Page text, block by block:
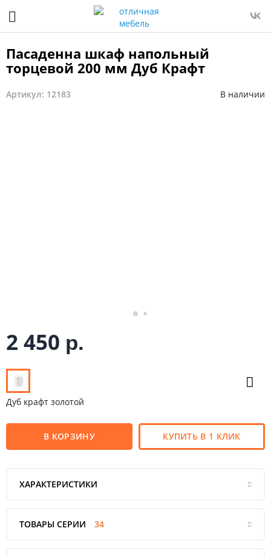
Пасаденна шкаф напольный
торцевой 200 мм Дуб Крафт
Артикул: 12183 В наличии
2 450 р.
Дуб крафт золотой
В КОРЗИНУ КУПИТЬ В 1 КЛИК
ХАРАКТЕРИСТИКИ
ТОВАРЫ СЕРИИ 34